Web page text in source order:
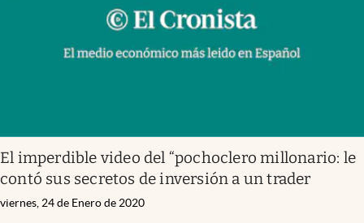
El imperdible video del “pochoclero millonario: le
contó sus secretos de inversión a un trader
viernes, 24 de Enero de 2020